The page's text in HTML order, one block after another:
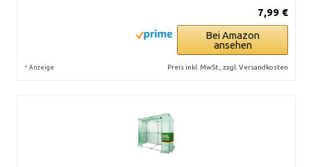
7,99 €
Bei Amazon
ansehen
* Anzeige Preis inkl. MwSt., zzgl. Versandkosten